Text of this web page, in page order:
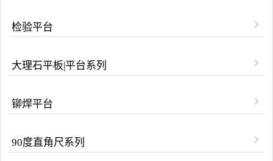
检验平台
大理石平板|平台系列
铆焊平台
90度直角尺系列